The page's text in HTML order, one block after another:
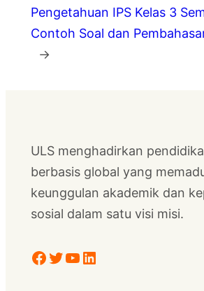
Pengetahuan IPS Kelas 3
Contoh Soal dan
→
ULS menghadirkan
berbasis global yang
keunggulan akademik dan
sosial dalam satu visi misi.
Facebook Twitter YouTube LinkedIn